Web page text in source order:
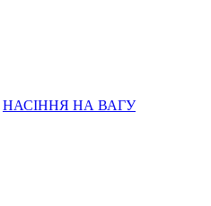
НАСІННЯ НА ВАГУ